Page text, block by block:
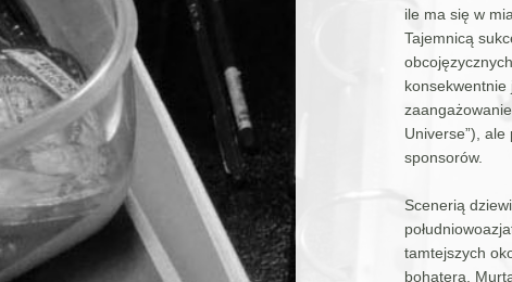
ile ma się w
Tajemnicą
konsekwentnie
Universe”),
sponsorów.
Scenerią
tamtejszych
bohatera,